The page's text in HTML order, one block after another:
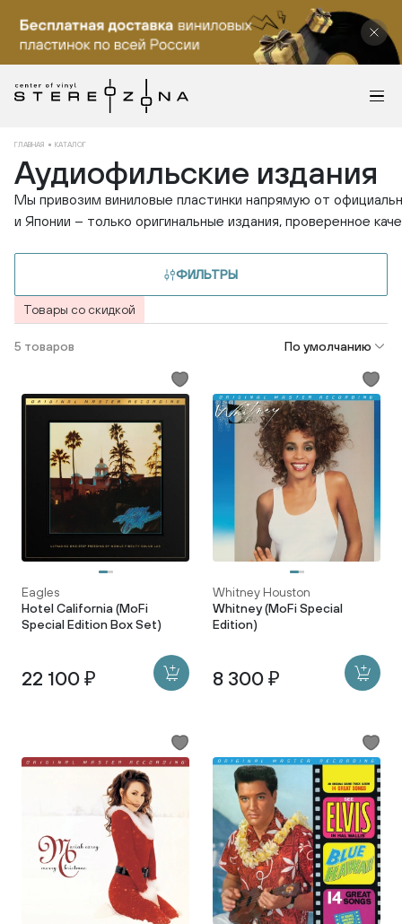
ГЛАВНАЯ КАТАЛОГ
Аудиофильские издания
Мы привозим виниловые пластинки напрямую от
и Японии – только оригинальные издания, проверенное
ФИЛЬТРЫ
Товары со скидкой
5 товаров По умолчанию
Eagles
Hotel California (MoFi
Special Edition Box Set)
22 100 ₽
Whitney Houston
Whitney (MoFi Special
Edition)
8 300 ₽